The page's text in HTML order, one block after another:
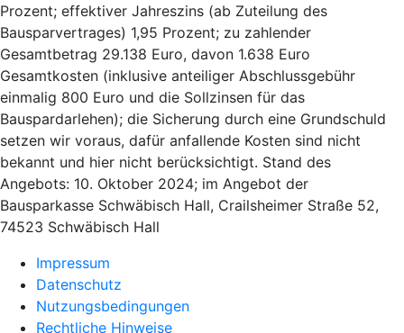
Prozent; effektiver Jahreszins (ab Zuteilung des
Bausparvertrages) 1,95 Prozent; zu zahlender
Gesamtbetrag 29.138 Euro, davon 1.638 Euro
Gesamtkosten (inklusive anteiliger Abschlussgebühr
einmalig 800 Euro und die Sollzinsen für das
Bauspardarlehen); die Sicherung durch eine Grundschuld
setzen wir voraus, dafür anfallende Kosten sind nicht
bekannt und hier nicht berücksichtigt. Stand des
Angebots: 10. Oktober 2024; im Angebot der
Bausparkasse Schwäbisch Hall, Crailsheimer Straße 52,
74523 Schwäbisch Hall
Impressum
Datenschutz
Nutzungsbedingungen
Rechtliche Hinweise